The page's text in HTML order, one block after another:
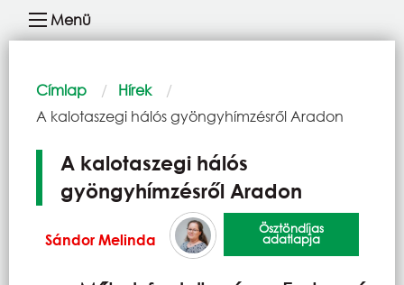
navigáció
Menü
Morzsa
Címlap
Hírek
Current:
A kalotaszegi hálós gyöngyhímzésről Aradon
A kalotaszegi hálós
gyöngyhímzésről Aradon
Sándor Melinda
Ösztöndíjas
adatlapja